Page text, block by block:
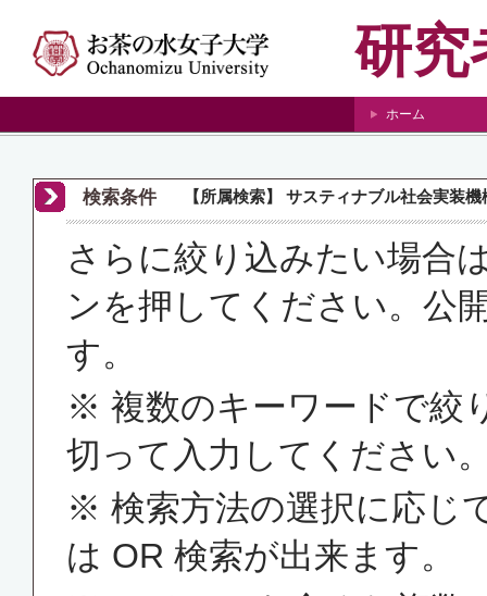
研究
ホーム
検索条件 【所属検索】 サスティナブル社会実装
さらに絞り込みたい場合
ンを押してください。公
す。
※ 複数のキーワードで絞
切って入力してください
※ 検索方法の選択に応じ
は OR 検索が出来ます。